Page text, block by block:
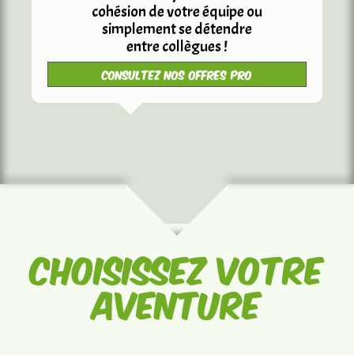
cohésion de votre équipe ou
simplement se détendre
entre collègues !
Consultez nos offres pro
Choisissez votre
aventure